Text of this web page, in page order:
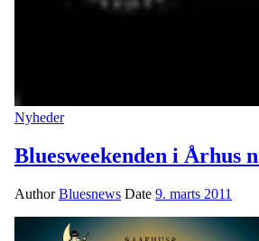
Nyheder
Bluesweekenden i Århus
AuthorBluesnews Date 9. marts 2011